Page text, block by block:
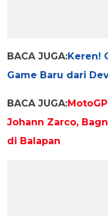
BACA JUGA:Keren!
Game Baru dari
BACA JUGA:
Johann Zarco,
di Balapan